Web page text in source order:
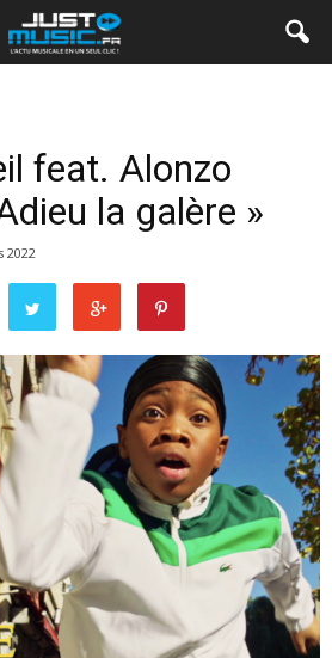
feat. Alonzo
la galère »
2022